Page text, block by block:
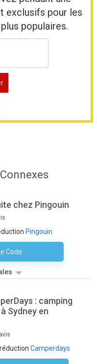
exclusifs pour les
populaires.
chez Pingouin
Pingouin
CodeN'est Nécessaire
: camping
Sydney en
Camperdays